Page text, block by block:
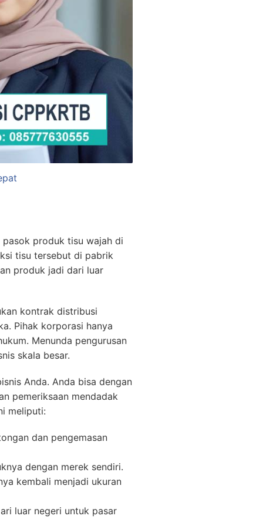
pasok produk tisu wajah di
tisu tersebut di pabrik
produk jadi dari luar
kontrak distribusi
Pihak korporasi hanya
Menunda pengurusan
skala besar.
Anda. Anda bisa dengan
pemeriksaan mendadak
meliputi:
dan pengemasan
dengan merek sendiri.
kembali menjadi ukuran
luar negeri untuk pasar